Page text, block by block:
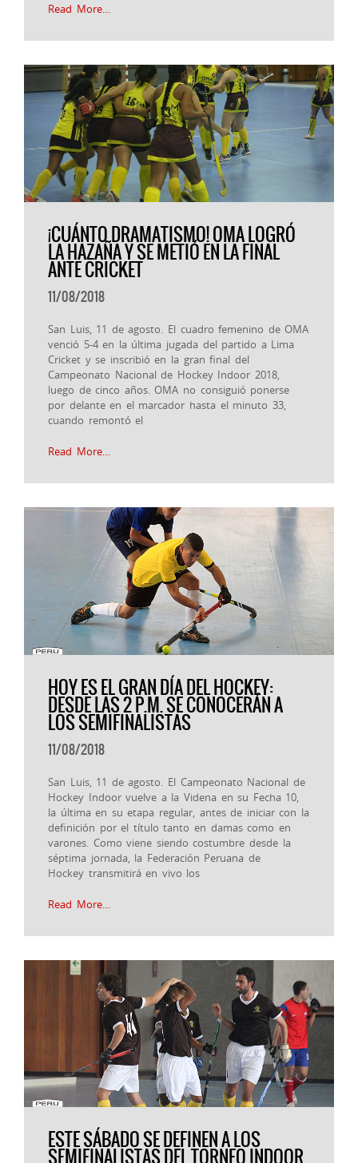
Read More…
¡CUÁNTO DRAMATISMO! OMA LOGRÓ
LA HAZAÑA Y SE METIÓ EN LA FINAL
ANTE CRICKET
11/08/2018
San Luis, 11 de agosto. El cuadro femenino de OMA
venció 5-4 en la última jugada del partido a Lima
Cricket y se inscribió en la gran final del
Campeonato Nacional de Hockey Indoor 2018,
luego de cinco años. OMA no consiguió ponerse
por delante en el marcador hasta el minuto 33,
cuando remontó el
Read More…
HOY ES EL GRAN DÍA DEL HOCKEY:
DESDE LAS 2 P.M. SE CONOCERÁN A
LOS SEMIFINALISTAS
11/08/2018
San Luis, 11 de agosto. El Campeonato Nacional de
Hockey Indoor vuelve a la Videna en su Fecha 10,
la última en su etapa regular, antes de iniciar con la
definición por el título tanto en damas como en
varones. Como viene siendo costumbre desde la
séptima jornada, la Federación Peruana de
Hockey transmitirá en vivo los
Read More…
ESTE SÁBADO SE DEFINEN A LOS
SEMIFINALISTAS DEL TORNEO INDOOR